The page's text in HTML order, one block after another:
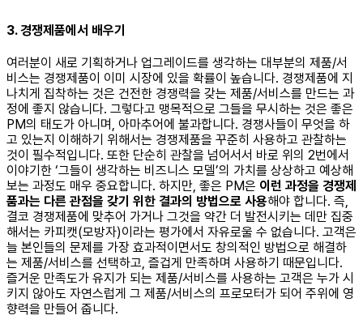
3. 경쟁제품에서 배우기
여러분이 새로 기획하거나 업그레이드를 생각하는 대부분의 제품/서
비스는 경쟁제품이 이미 시장에 있을 확률이 높습니다. 경쟁제품에 지
나치게 집착하는 것은 건전한 경쟁력을 갖는 제품/서비스를 만드는 과
정에 좋지 않습니다. 그렇다고 맹목적으로 그들을 무시하는 것은 좋은
PM의 태도가 아니며, 아마추어에 불과합니다. 경쟁사들이 무엇을 하
고 있는지 이해하기 위해서는 경쟁제품을 꾸준히 사용하고 관찰하는
것이 필수적입니다. 또한 단순히 관찰을 넘어서서 바로 위의 2번에서
이야기한 ‘그들이 생각하는 비즈니스 모델’의 가치를 상상하고 예상해
보는 과정도 매우 중요합니다. 하지만, 좋은 PM은 이런 과정을 경쟁제
품과는 다른 관점을 갖기 위한 결과의 방법으로 사용해야 합니다. 즉,
결코 경쟁제품에 맞추어 가거나 그것을 약간 더 발전시키는 데만 집중
해서는 카피캣(모방자)이라는 평가에서 자유로울 수 없습니다. 고객은
늘 본인들의 문제를 가장 효과적이면서도 창의적인 방법으로 해결하
는 제품/서비스를 선택하고, 즐겁게 만족하며 사용하기 때문입니다.
즐거운 만족도가 유지가 되는 제품/서비스를 사용하는 고객은 누가 시
키지 않아도 자연스럽게 그 제품/서비스의 프로모터가 되어 주위에 영
향력을 만들어 줍니다.